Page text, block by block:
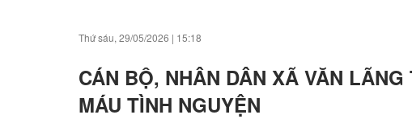
THỦ TỤC HÀNH CHÍNH
CÔNG KHAI DANH MỤC THỦ TỤC HÀNH
Thứ sáu, 29/05/2026 | 15:18
CÁN BỘ, NHÂN DÂN XÃ VĂN
MÁU TÌNH NGUYỆN